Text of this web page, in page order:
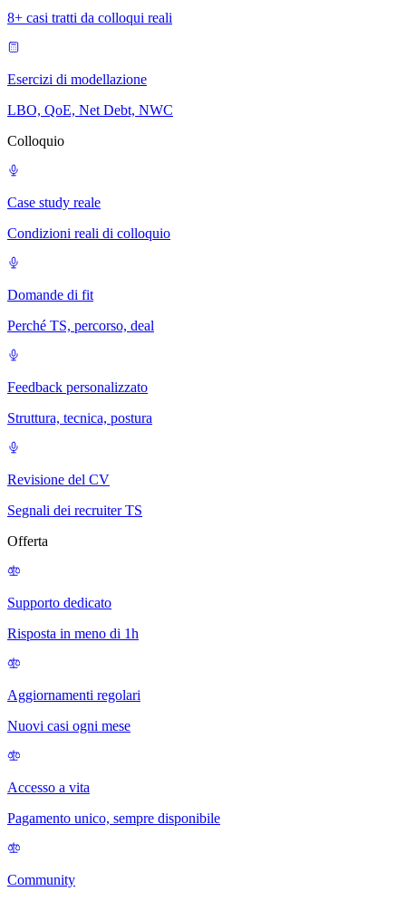
8+ casi tratti da colloqui reali
Esercizi di modellazione
LBO, QoE, Net Debt, NWC
Colloquio
Case study reale
Condizioni reali di colloquio
Domande di fit
Perché TS, percorso, deal
Feedback personalizzato
Struttura, tecnica, postura
Revisione del CV
Segnali dei recruiter TS
Offerta
Supporto dedicato
Risposta in meno di 1h
Aggiornamenti regolari
Nuovi casi ogni mese
Accesso a vita
Pagamento unico, sempre disponibile
Community